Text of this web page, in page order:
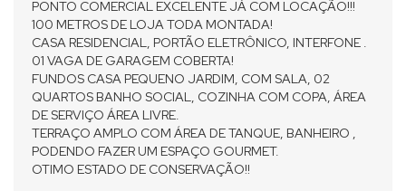
PONTO COMERCIAL EXCELENTE JÁ COM LOCAÇÃO!!!
100 METROS DE LOJA TODA MONTADA!
CASA RESIDENCIAL, PORTÃO ELETRÔNICO, INTERFONE .
01 VAGA DE GARAGEM COBERTA!
FUNDOS CASA PEQUENO JARDIM, COM SALA, 02
QUARTOS BANHO SOCIAL, COZINHA COM COPA, ÁREA
DE SERVIÇO ÁREA LIVRE.
TERRAÇO AMPLO COM ÁREA DE TANQUE, BANHEIRO ,
PODENDO FAZER UM ESPAÇO GOURMET.
OTIMO ESTADO DE CONSERVAÇÃO!!